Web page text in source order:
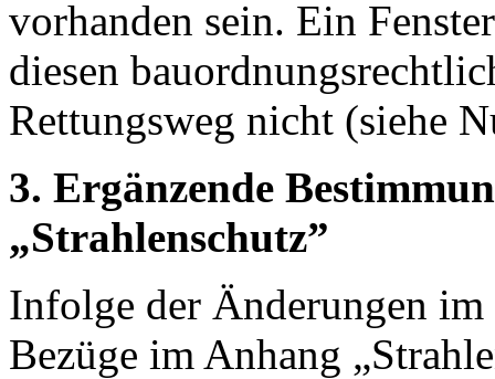
vorhanden sein. Ein
diesen
Rettungsweg nicht (siehe
3. Ergänzende
„Strahlenschutz”
Infolge der Änderungen
Bezüge im Anhang